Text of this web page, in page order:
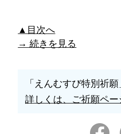
▲目次へ
→ 続きを見る
「えんむすび特別祈願
詳しくは、ご祈願ペー